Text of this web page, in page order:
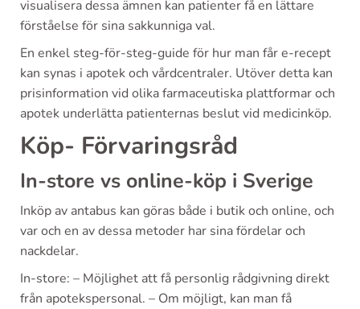
visualisera dessa ämnen kan patienter få en lättare
förståelse för sina sakkunniga val.
En enkel steg-för-steg-guide för hur man får e-recept
kan synas i apotek och vårdcentraler. Utöver detta kan
prisinformation vid olika farmaceutiska plattformar och
apotek underlätta patienternas beslut vid medicinköp.
Köp- Förvaringsråd
In-store vs online-köp i Sverige
Inköp av antabus kan göras både i butik och online, och
var och en av dessa metoder har sina fördelar och
nackdelar.
In-store: – Möjlighet att få personlig rådgivning direkt
från apotekspersonal. – Om möjligt, kan man få